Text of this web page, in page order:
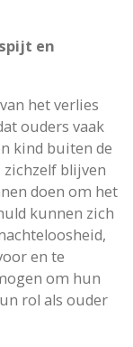
en
het verlies
ouders vaak
kind buiten de
blijven
doen om het
kunnen zich
en te
om hun
rol als ouder